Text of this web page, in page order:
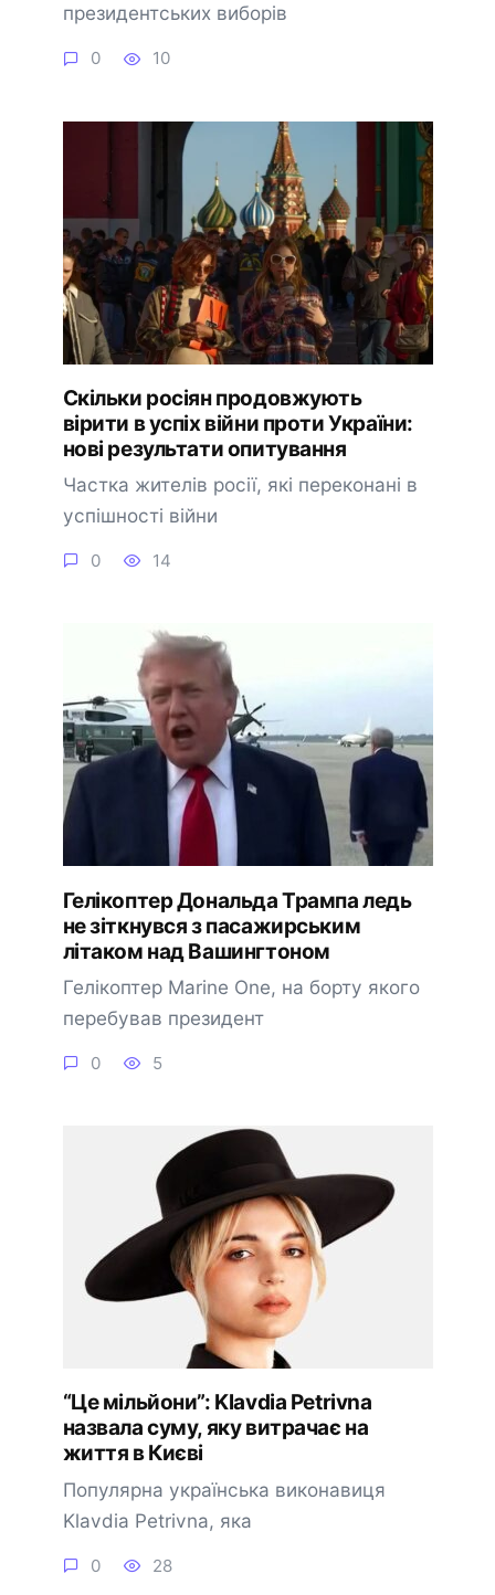
президентських виборів
0 10
Скільки росіян продовжують
вірити в успіх війни проти України:
нові результати опитування
Частка жителів росії, які переконані в
успішності війни
0 14
Гелікоптер Дональда Трампа ледь
не зіткнувся з пасажирським
літаком над Вашингтоном
Гелікоптер Marine One, на борту якого
перебував президент
0 5
“Це мільйони”: Klavdia Petrivna
назвала суму, яку витрачає на
життя в Києві
Популярна українська виконавиця
Klavdia Petrivna, яка
0 28